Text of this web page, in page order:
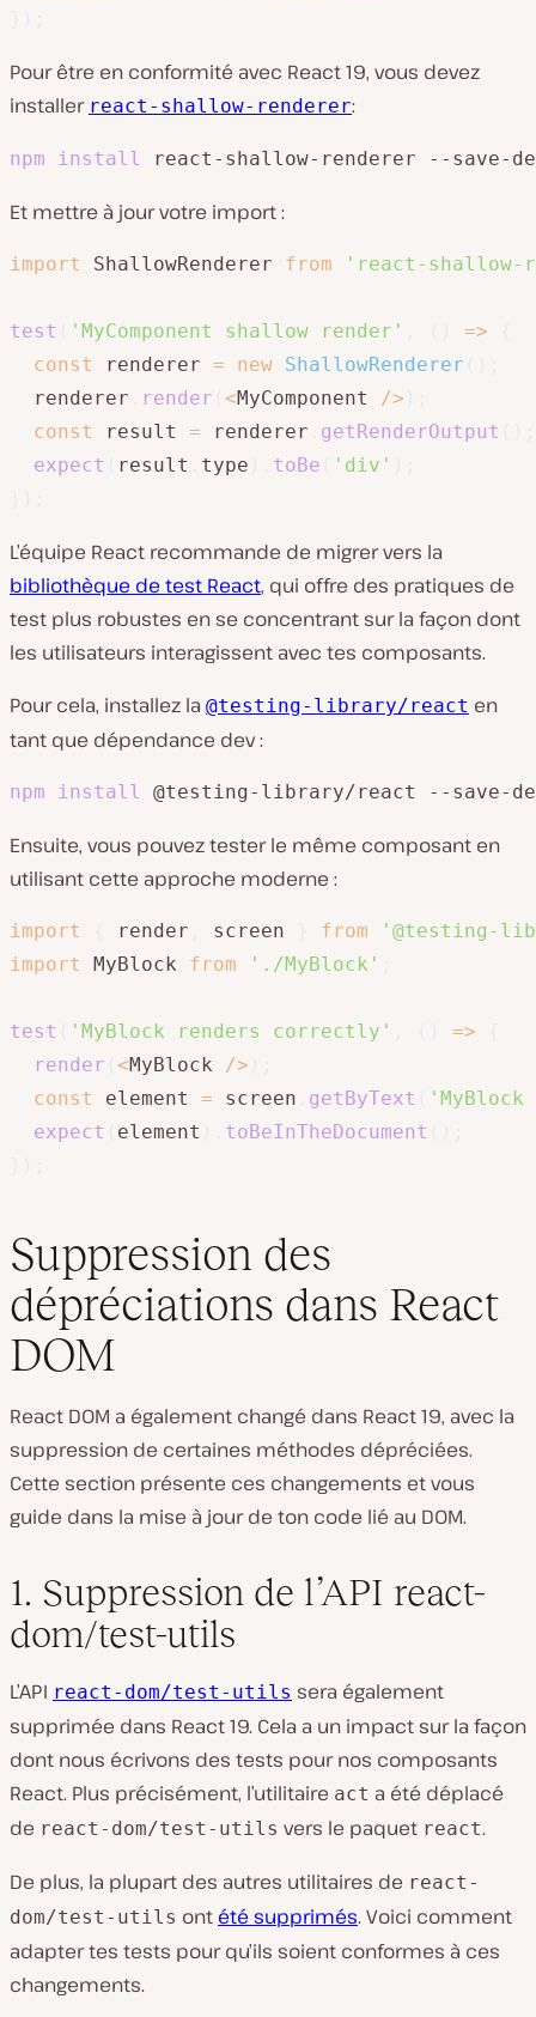
Pour être en conformité avec React 19, vous devez
installer react-shallow-renderer:
npm install react-shallow-renderer --save-
Et mettre à jour votre import :
import ShallowRenderer from 'react-shallow-
test 'MyComponent shallow render' =>
const
renderer = new ShallowRenderer
  renderer
render <MyComponent />
const
result = renderer getRenderOutput
expect
result type toBe 'div'
L’équipe React recommande de migrer vers la
bibliothèque de test React, qui offre des pratiques de
test plus robustes en se concentrant sur la façon dont
les utilisateurs interagissent avec tes composants.
Pour cela, installez la @testing-library/react en
tant que dépendance dev :
npm install @testing-library/react --save-
Ensuite, vous pouvez tester le même composant en
utilisant cette approche moderne :
import render screen from
'@testing-
import
MyBlock from './MyBlock'
test 'MyBlock renders correctly' =>
render <MyBlock />
const
element = screen getByText
expect
element toBeInTheDocument
Suppression des
dépréciations dans React
DOM
React DOM a également changé dans React 19, avec la
suppression de certaines méthodes dépréciées.
Cette section présente ces changements et vous
guide dans la mise à jour de ton code lié au DOM.
1. Suppression de l’API react-
dom/test-utils
L’API react-dom/test-utils sera également
supprimée dans React 19. Cela a un impact sur la façon
dont nous écrivons des tests pour nos composants
React. Plus précisément, l’utilitaire act a été déplacé
de react-dom/test-utils vers le paquet react.
De plus, la plupart des autres utilitaires de react-
dom/test-utils ont été supprimés. Voici comment
adapter tes tests pour qu’ils soient conformes à ces
changements.